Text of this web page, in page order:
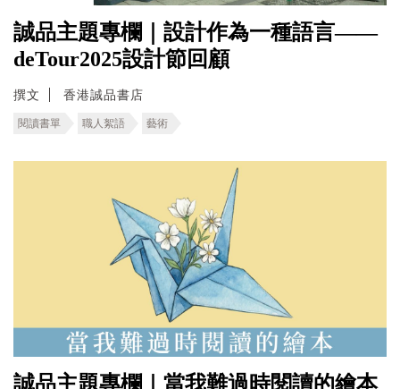
誠品主題專欄｜設計作為一種語言——
deTour2025設計節回顧
撰文 香港誠品書店
閱讀書單 職人絮語 藝術
誠品主題專欄｜當我難過時閱讀的繪本